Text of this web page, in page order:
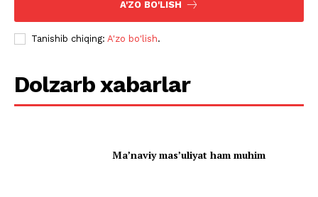
A'ZO BO'LISH
Tanishib chiqing: A'zo bo'lish.
Dolzarb xabarlar
Ma’naviy mas’uliyat ham muhim